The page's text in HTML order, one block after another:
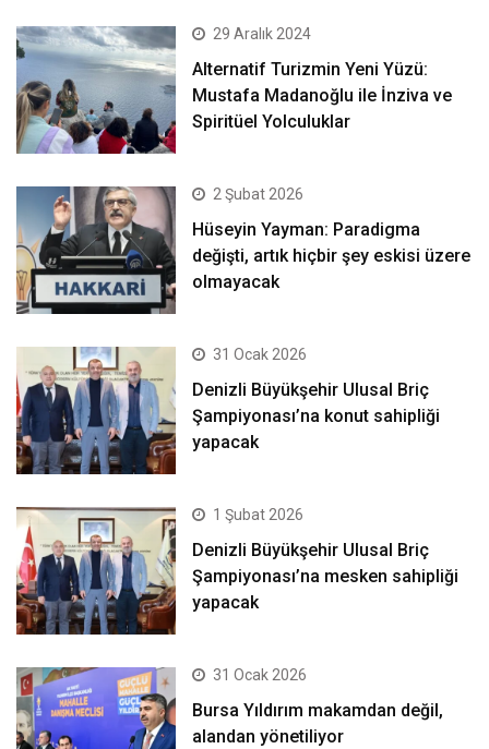
29 Aralık 2024
Alternatif Turizmin Yeni Yüzü:
Mustafa Madanoğlu ile İnziva ve
Spiritüel Yolculuklar
2 Şubat 2026
Hüseyin Yayman: Paradigma
değişti, artık hiçbir şey eskisi üzere
olmayacak
31 Ocak 2026
Denizli Büyükşehir Ulusal Briç
Şampiyonası’na konut sahipliği
yapacak
1 Şubat 2026
Denizli Büyükşehir Ulusal Briç
Şampiyonası’na mesken sahipliği
yapacak
31 Ocak 2026
Bursa Yıldırım makamdan değil,
alandan yönetiliyor